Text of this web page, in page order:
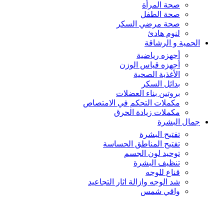
صحة المرأة
صحة الطفل
صحة مرضي السكر
لنوم هادئ
الحمية و الرشاقة
أجهزه رياضية
أجهزه قياس الوزن
الأغذية الصحية
بدائل السكر
بروتين بناء العضلات
مكملات التحكم في الامتصاص
مكملات زيادة الحرق
جمال البشرة
تفتيح البشرة
تفتيح المناطق الحساسة
توحيد لون الجسم
تنظيف البشرة
قناع للوجه
شد الوجه وازالة اثار التجاعيد
واقي شمس